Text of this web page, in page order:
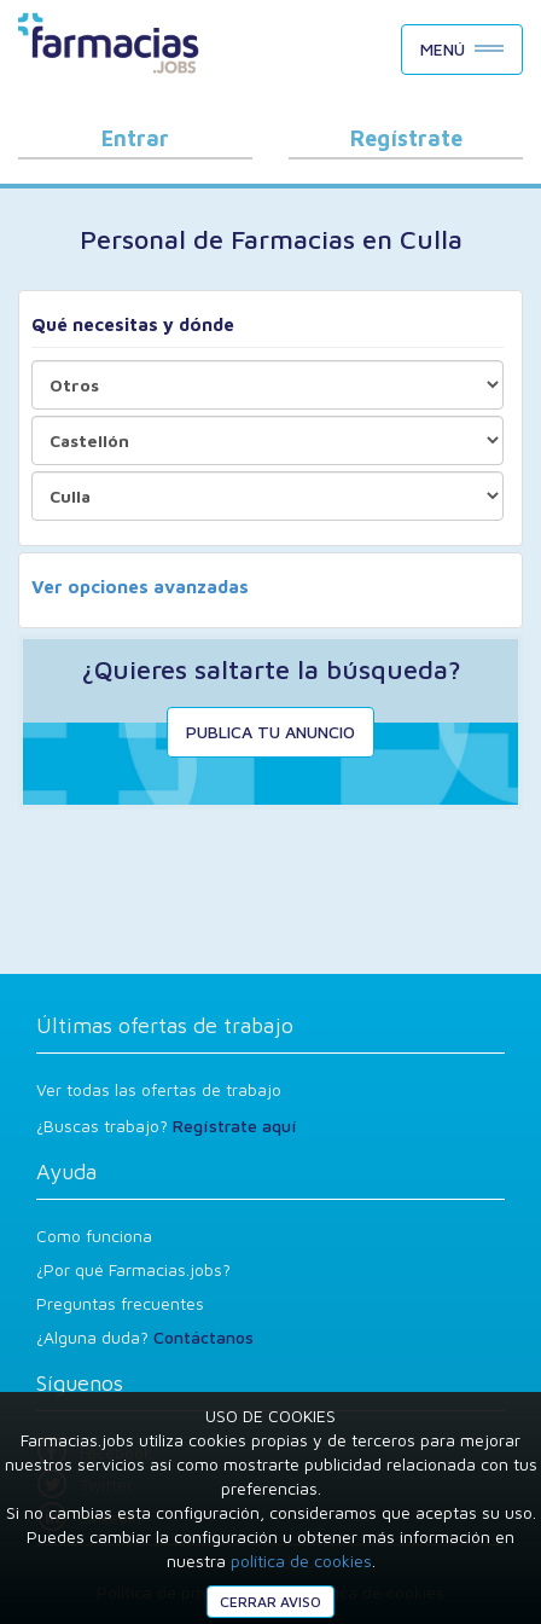
BUSCAR CANDIDATOS
OFERTAS DE EMPLEO
COMO FUNCIONA
PORQUÉ FARMACIAS.JOBS
BLOG
MENÚ
Entrar Regístrate
Personal de Farmacias en Culla
Qué necesitas y dónde
Ver opciones avanzadas
¿Quieres saltarte la búsqueda?
PUBLICA TU ANUNCIO
Últimas ofertas de trabajo
Ver todas las ofertas de trabajo
¿Buscas trabajo? Regístrate aquí
Ayuda
Como funciona
¿Por qué Farmacias.jobs?
Preguntas frecuentes
¿Alguna duda? Contáctanos
Síguenos
Facebook
LinkedIn
Condiciones de uso
Política de privacidad
Política de cookies
USO DE COOKIES
Farmacias.jobs utiliza cookies propias y de terceros para mejorar
nuestros servicios así como mostrarte publicidad relacionada con tus
preferencias.
Si no cambias esta configuración, consideramos que aceptas su uso.
Puedes cambiar la configuración u obtener más información en
nuestra política de cookies
CERRAR AVISO